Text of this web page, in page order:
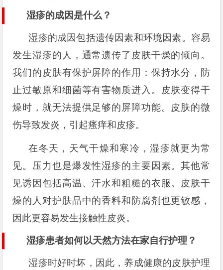
湿疹的成因是什么？
湿疹的成因包括遗传因素和环境因素。容易
发生湿疹的人，通常遗传了皮肤干燥的倾向。
我们的皮肤有保护屏障的作用：保持水分，防
止过敏原和细菌等有害物质进入。皮肤变得干
燥时，就无法提供足够的屏障功能。皮肤的微
伤导致发炎，引起瘙痒和皮疹。
在冬天，天气干燥和寒冷，湿疹就更为常
见。压力也是爆发性湿疹的主要因素。其他常
见诱因包括高温、汗水和粗糙的衣服。皮肤干
燥的人对护肤品中的香料和防腐剂也更敏感，
因此更容易发生接触性皮炎。
湿疹患者如何以天然方法在家自行护理？
湿疹时好时坏，因此，养成健康的皮肤护理